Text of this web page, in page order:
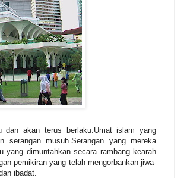
dan akan terus berlaku.Umat islam yang
serangan musuh.Serangan yang mereka
yang dimuntahkan secara rambang kearah
pemikiran yang telah mengorbankan jiwa-
ibadat.